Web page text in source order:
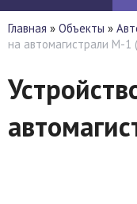
Главная » Объекты »
на автомагистрали М-1